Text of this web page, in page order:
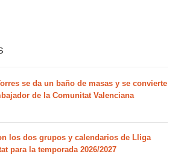
se da un baño de masas y se convierte
de la Comunitat Valenciana
los dos grupos y calendarios de Lliga
para la temporada 2026/2027